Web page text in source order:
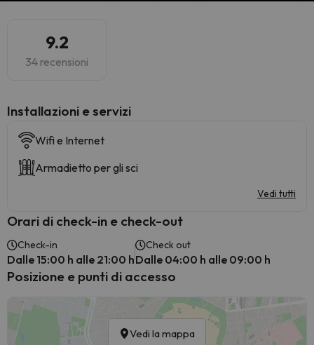
9.2
34 recensioni
Installazioni e servizi
Wifi e Internet
Armadietto per gli sci
Vedi tutti
Orari di check-in e check-out
Check-in
Dalle 15:00 h alle 21:00 h
Check out
Dalle 04:00 h alle 09:00 h
Posizione e punti di accesso
Vedi la mappa